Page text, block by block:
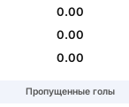
0.00
0.00
0.00
Пропущенные голы